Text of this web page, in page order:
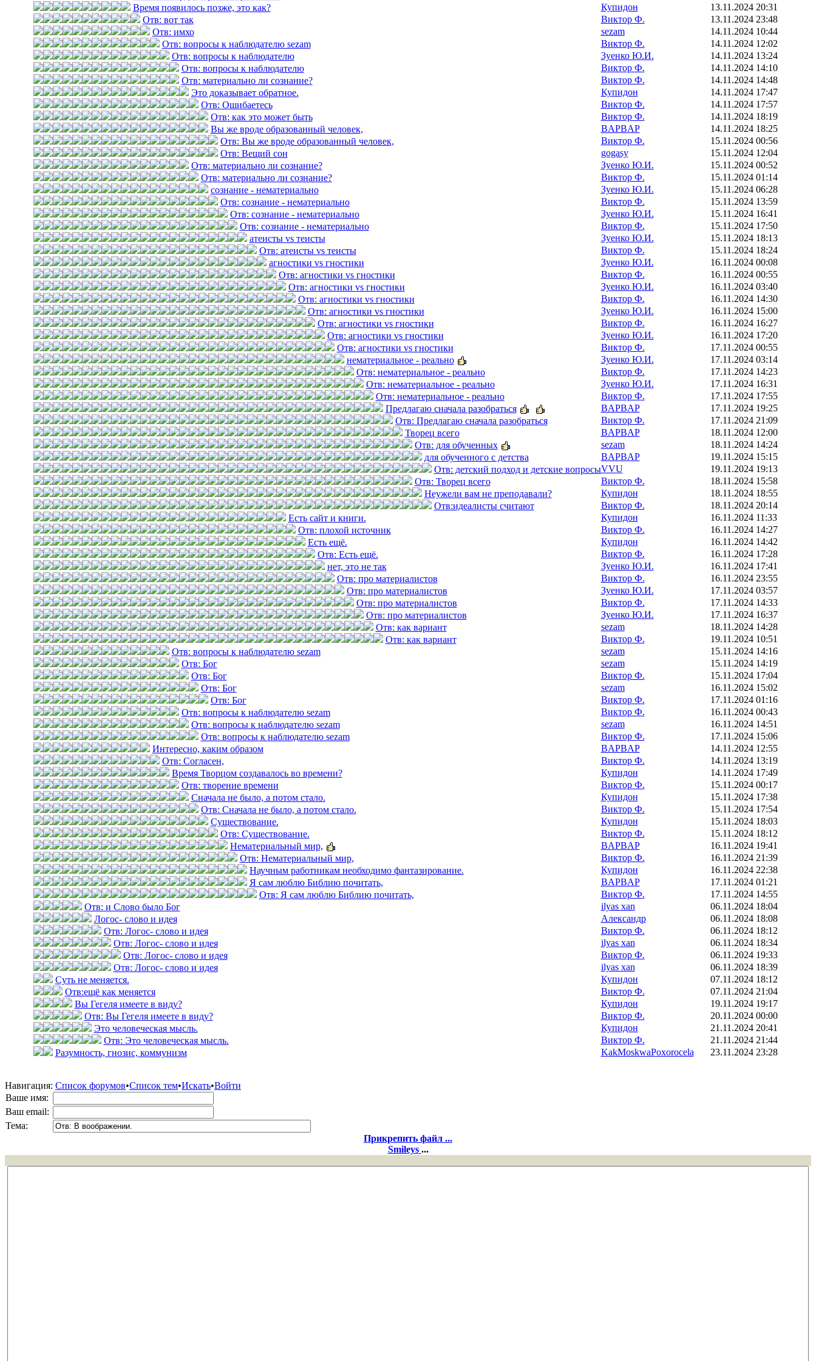
Время появилось позже, это как?
Купидон
13.11.2024 20:31
Отв: вот так
Виктор Ф.
13.11.2024 23:48
Отв: имхо
sezam
14.11.2024 10:44
Отв: вопросы к наблюдателю sezam
Виктор Ф.
14.11.2024 12:02
Отв: вопросы к наблюдателю
Зуенко Ю.И.
14.11.2024 13:24
Отв: вопросы к наблюдателю
Виктор Ф.
14.11.2024 14:10
Отв: материально ли сознание?
Виктор Ф.
14.11.2024 14:48
Это доказывает обратное.
Купидон
14.11.2024 17:47
Отв: Ошибаетесь
Виктор Ф.
14.11.2024 17:57
Отв: как это может быть
Виктор Ф.
14.11.2024 18:19
Вы же вроде образованный человек,
BAPBAP
14.11.2024 18:25
Отв: Вы же вроде образованный человек,
Виктор Ф.
15.11.2024 00:56
Отв: Вещий сон
gogasy
15.11.2024 12:04
Отв: материально ли сознание?
Зуенко Ю.И.
15.11.2024 00:52
Отв: материально ли сознание?
Виктор Ф.
15.11.2024 01:14
сознание - нематериально
Зуенко Ю.И.
15.11.2024 06:28
Отв: сознание - нематериально
Виктор Ф.
15.11.2024 13:59
Отв: сознание - нематериально
Зуенко Ю.И.
15.11.2024 16:41
Отв: сознание - нематериально
Виктор Ф.
15.11.2024 17:50
атеисты vs теисты
Зуенко Ю.И.
15.11.2024 18:13
Отв: атеисты vs теисты
Виктор Ф.
15.11.2024 18:24
агностики vs гностики
Зуенко Ю.И.
16.11.2024 00:08
Отв: агностики vs гностики
Виктор Ф.
16.11.2024 00:55
Отв: агностики vs гностики
Зуенко Ю.И.
16.11.2024 03:40
Отв: агностики vs гностики
Виктор Ф.
16.11.2024 14:30
Отв: агностики vs гностики
Зуенко Ю.И.
16.11.2024 15:00
Отв: агностики vs гностики
Виктор Ф.
16.11.2024 16:27
Отв: агностики vs гностики
Зуенко Ю.И.
16.11.2024 17:20
Отв: агностики vs гностики
Виктор Ф.
17.11.2024 00:55
нематериальное - реально
Зуенко Ю.И.
17.11.2024 03:14
Отв: нематериальное - реально
Виктор Ф.
17.11.2024 14:23
Отв: нематериальное - реально
Зуенко Ю.И.
17.11.2024 16:31
Отв: нематериальное - реально
Виктор Ф.
17.11.2024 17:55
Предлагаю сначала разобраться
BAPBAP
17.11.2024 19:25
Отв: Предлагаю сначала разобраться
Виктор Ф.
17.11.2024 21:09
Творец всего
BAPBAP
18.11.2024 12:00
Отв: для обученных
sezam
18.11.2024 14:24
для обученного с детства
BAPBAP
19.11.2024 15:15
Отв: детский подход и детские вопросыVVU
19.11.2024 19:13
Отв: Творец всего
Виктор Ф.
18.11.2024 15:58
Неужели вам не преподавали?
Купидон
18.11.2024 18:55
Отв:идеалисты считают
Виктор Ф.
18.11.2024 20:14
Есть сайт и книги.
Купидон
16.11.2024 11:33
Отв: плохой источник
Виктор Ф.
16.11.2024 14:27
Есть ещё.
Купидон
16.11.2024 14:42
Отв: Есть ещё.
Виктор Ф.
16.11.2024 17:28
нет, это не так
Зуенко Ю.И.
16.11.2024 17:41
Отв: про материалистов
Виктор Ф.
16.11.2024 23:55
Отв: про материалистов
Зуенко Ю.И.
17.11.2024 03:57
Отв: про материалистов
Виктор Ф.
17.11.2024 14:33
Отв: про материалистов
Зуенко Ю.И.
17.11.2024 16:37
Отв: как вариант
sezam
18.11.2024 14:28
Отв: как вариант
Виктор Ф.
19.11.2024 10:51
Отв: вопросы к наблюдателю sezam
sezam
15.11.2024 14:16
Отв: Бог
sezam
15.11.2024 14:19
Отв: Бог
Виктор Ф.
15.11.2024 17:04
Отв: Бог
sezam
16.11.2024 15:02
Отв: Бог
Виктор Ф.
17.11.2024 01:16
Отв: вопросы к наблюдателю sezam
Виктор Ф.
16.11.2024 00:43
Отв: вопросы к наблюдателю sezam
sezam
16.11.2024 14:51
Отв: вопросы к наблюдателю sezam
Виктор Ф.
17.11.2024 15:06
Интересно, каким образом
BAPBAP
14.11.2024 12:55
Отв: Согласен,
Виктор Ф.
14.11.2024 13:19
Время Творцом создавалось во времени?
Купидон
14.11.2024 17:49
Отв: творение времени
Виктор Ф.
15.11.2024 00:17
Сначала не было, а потом стало.
Купидон
15.11.2024 17:38
Отв: Сначала не было, а потом стало.
Виктор Ф.
15.11.2024 17:54
Существование.
Купидон
15.11.2024 18:03
Отв: Существование.
Виктор Ф.
15.11.2024 18:12
Нематериальный мир,
BAPBAP
16.11.2024 19:41
Отв: Нематериальный мир,
Виктор Ф.
16.11.2024 21:39
Научным работникам необходимо фантазирование.
Купидон
16.11.2024 22:38
Я сам люблю Библию почитать,
BAPBAP
17.11.2024 01:21
Отв: Я сам люблю Библию почитать,
Виктор Ф.
17.11.2024 14:55
Отв: и Слово было Бог
ilyas xan
06.11.2024 18:04
Логос- слово и идея
Александр
06.11.2024 18:08
Отв: Логос- слово и идея
Виктор Ф.
06.11.2024 18:12
Отв: Логос- слово и идея
ilyas xan
06.11.2024 18:34
Отв: Логос- слово и идея
Виктор Ф.
06.11.2024 19:33
Отв: Логос- слово и идея
ilyas xan
06.11.2024 18:39
Суть не меняется.
Купидон
07.11.2024 18:12
Отв:ещё как меняется
Виктор Ф.
07.11.2024 21:04
Вы Гегеля имеете в виду?
Купидон
19.11.2024 19:17
Отв: Вы Гегеля имеете в виду?
Виктор Ф.
20.11.2024 00:00
Это человеческая мысль.
Купидон
21.11.2024 20:41
Отв: Это человеческая мысль.
Виктор Ф.
21.11.2024 21:44
Разумность, гнозис, коммунизм
KakMoskwaPoxorocela 23.11.2024 23:28
Навигация: Список форумов•Список тем•Искать•Войти
Ваше имя:
Ваш email:
Тема:
Прикрепить файл ...
Smileys ...